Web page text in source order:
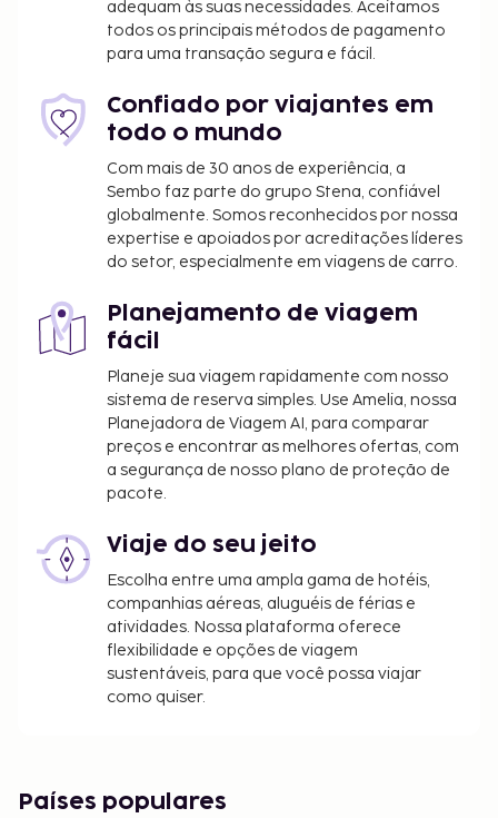
A lista anterior pode não estar completa. As taxas e
os depósitos podem não incluir impostos e estão
sujeitos a alterações.
adequam às suas necessidades. Aceitamos
todos os principais métodos de pagamento
para uma transação segura e fácil.
Confiado por viajantes em
todo o mundo
Com mais de 30 anos de experiência, a
Sembo faz parte do grupo Stena, confiável
globalmente. Somos reconhecidos por nossa
expertise e apoiados por acreditações líderes
do setor, especialmente em viagens de carro.
Planejamento de viagem
fácil
Planeje sua viagem rapidamente com nosso
sistema de reserva simples. Use Amelia, nossa
Planejadora de Viagem AI, para comparar
preços e encontrar as melhores ofertas, com
a segurança de nosso plano de proteção de
pacote.
Viaje do seu jeito
Escolha entre uma ampla gama de hotéis,
companhias aéreas, aluguéis de férias e
atividades. Nossa plataforma oferece
flexibilidade e opções de viagem
sustentáveis, para que você possa viajar
como quiser.
Países populares